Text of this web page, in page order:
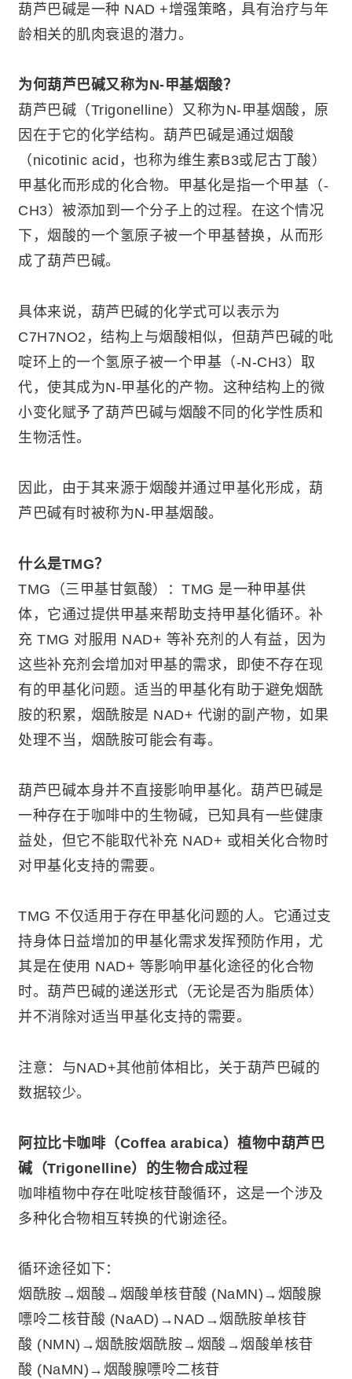
葫芦巴碱是一种 NAD +增强策略，具有治疗与年
龄相关的肌肉衰退的潜力。
为何葫芦巴碱又称为N-甲基烟酸？
葫芦巴碱（Trigonelline）又称为N-甲基烟酸，原
因在于它的化学结构。葫芦巴碱是通过烟酸
（nicotinic acid，也称为维生素B3或尼古丁酸）
甲基化而形成的化合物。甲基化是指一个甲基（-
CH3）被添加到一个分子上的过程。在这个情况
下，烟酸的一个氢原子被一个甲基替换，从而形
成了葫芦巴碱。
具体来说，葫芦巴碱的化学式可以表示为
C7H7NO2，结构上与烟酸相似，但葫芦巴碱的吡
啶环上的一个氢原子被一个甲基（-N-CH3）取
代，使其成为N-甲基化的产物。这种结构上的微
小变化赋予了葫芦巴碱与烟酸不同的化学性质和
生物活性。
因此，由于其来源于烟酸并通过甲基化形成，葫
芦巴碱有时被称为N-甲基烟酸。
什么是TMG？
TMG（三甲基甘氨酸）：TMG 是一种甲基供
体，它通过提供甲基来帮助支持甲基化循环。补
充 TMG 对服用 NAD+ 等补充剂的人有益，因为
这些补充剂会增加对甲基的需求，即使不存在现
有的甲基化问题。适当的甲基化有助于避免烟酰
胺的积累，烟酰胺是 NAD+ 代谢的副产物，如果
处理不当，烟酰胺可能会有毒。
葫芦巴碱本身并不直接影响甲基化。葫芦巴碱是
一种存在于咖啡中的生物碱，已知具有一些健康
益处，但它不能取代补充 NAD+ 或相关化合物时
对甲基化支持的需要。
TMG 不仅适用于存在甲基化问题的人。它通过支
持身体日益增加的甲基化需求发挥预防作用，尤
其是在使用 NAD+ 等影响甲基化途径的化合物
时。葫芦巴碱的递送形式（无论是否为脂质体）
并不消除对适当甲基化支持的需要。
注意：与NAD+其他前体相比，关于葫芦巴碱的
数据较少。
阿拉比卡咖啡（Coffea arabica）植物中葫芦巴
碱（Trigonelline）的生物合成过程
咖啡植物中存在吡啶核苷酸循环，这是一个涉及
多种化合物相互转换的代谢途径。
循环途径如下：
烟酰胺→烟酸→烟酸单核苷酸 (NaMN)→烟酸腺
嘌呤二核苷酸 (NaAD)→NAD→烟酰胺单核苷
酸 (NMN)→烟酰胺烟酰胺→烟酸→烟酸单核苷
酸 (NaMN)→烟酸腺嘌呤二核苷